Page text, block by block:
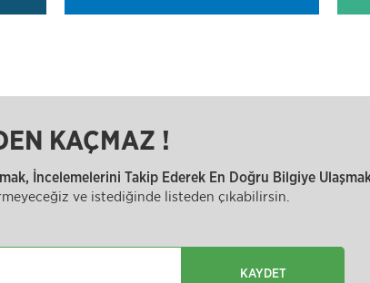
KAÇMAZ !
İncelemelerini Takip Ederek En Doğru Bilgiye
ve istediğinde listeden çıkabilirsin.
KAYDET